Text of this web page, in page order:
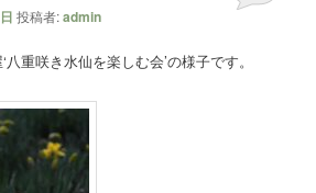
投稿者:admin
重咲き水仙を楽しむ会’の様子です。